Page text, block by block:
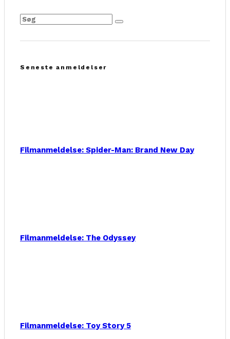
Seneste anmeldelser
Filmanmeldelse: Spider-Man: Brand New Day
Filmanmeldelse: The Odyssey
Filmanmeldelse: Toy Story 5